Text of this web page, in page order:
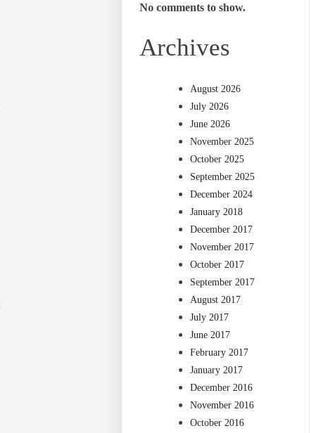
No comments to show.
Archives
August 2026
July 2026
June 2026
November 2025
October 2025
September 2025
December 2024
January 2018
December 2017
November 2017
October 2017
September 2017
August 2017
July 2017
June 2017
February 2017
January 2017
December 2016
November 2016
October 2016